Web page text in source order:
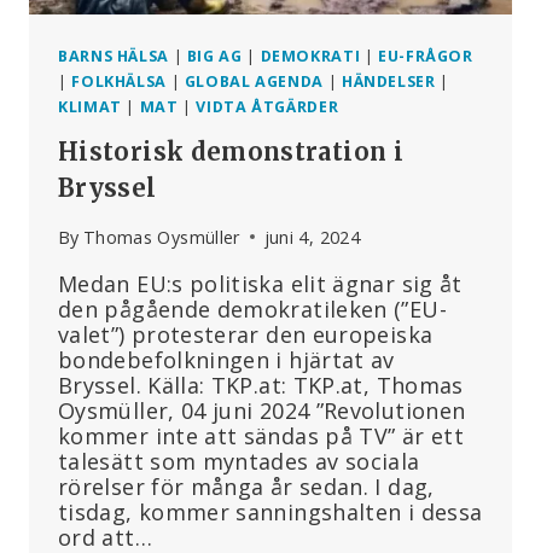
BARNS HÄLSA | BIG AG | DEMOKRATI | EU-FRÅGOR
| FOLKHÄLSA | GLOBAL AGENDA | HÄNDELSER |
KLIMAT | MAT |VIDTA ÅTGÄRDER
Historisk demonstration i
Bryssel
By Thomas Oysmüller juni 4, 2024
Medan EU:s politiska elit ägnar sig åt
den pågående demokratileken (”EU-
valet”) protesterar den europeiska
bondebefolkningen i hjärtat av
Bryssel. Källa: TKP.at: TKP.at, Thomas
Oysmüller, 04 juni 2024 ”Revolutionen
kommer inte att sändas på TV” är ett
talesätt som myntades av sociala
rörelser för många år sedan. I dag,
tisdag, kommer sanningshalten i dessa
ord att…